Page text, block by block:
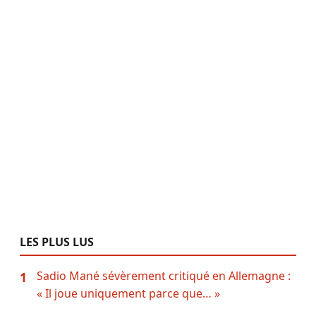
LES PLUS LUS
1
Sadio Mané sévèrement critiqué en Allemagne :
« Il joue uniquement parce que… »